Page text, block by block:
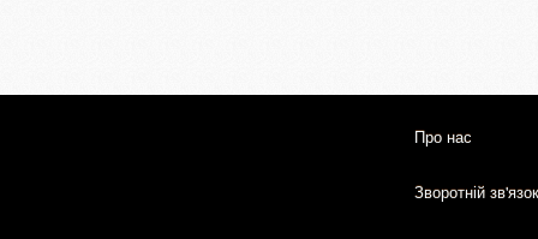
Про нас
Зворотній зв'язок